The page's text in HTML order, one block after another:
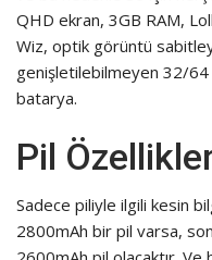
QHD ekran, 3GB RAM,
Wiz, optik görüntü
genişletilebilmeyen 32/64
batarya.
Pil
Sadece piliyle ilgili kesin
2800mAh bir pil varsa,